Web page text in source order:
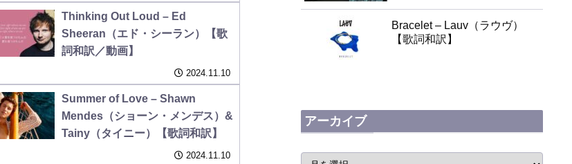
Thinking Out Loud – Ed
Sheeran（エド・シーラン）【歌
詞和訳／動画】
2024.11.10
Summer of Love – Shawn
Mendes（ショーン・メンデス）&
Tainy（タイニー）【歌詞和訳】
2024.11.10
Bracelet – Lauv（ラウヴ）
【歌詞和訳】
アーカイブ